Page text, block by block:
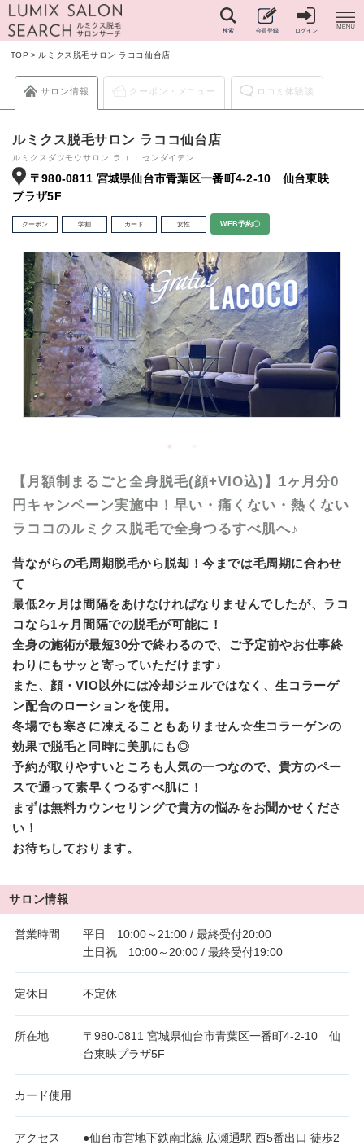
検索 会員登録 ログイン
TOP > ルミクス脱毛サロン ラココ仙台店
サロン情報 クーポン・メニュー ロコミ体験談
ルミクス脱毛サロン ラココ仙台店
ルミクスダツモウサロン ラココ センダイテン
〒980-0811 宮城県仙台市青葉区一番町4-2-10 仙台東映
プラザ5F
クーポン 学割 カード 女性 WEB予約〇
【月額制まるごと全身脱毛(顔+VIO込)】1ヶ月分0
円キャンペーン実施中！早い・痛くない・熱くない
ラココのルミクス脱毛で全身つるすべ肌へ♪
昔ながらの毛周期脱毛から脱却！今までは毛周期に合わせ
て
最低2ヶ月は間隔をあけなければなりませんでしたが、ラコ
コなら1ヶ月間隔での脱毛が可能に！
全身の施術が最短30分で終わるので、ご予定前やお仕事終
わりにもサッと寄っていただけます♪
また、顔・VIO以外には冷却ジェルではなく、生コラーゲ
ン配合のローションを使用。
冬場でも寒さに凍えることもありません☆生コラーゲンの
効果で脱毛と同時に美肌にも◎
予約が取りやすいところも人気の一つなので、貴方のペー
スで通って素早くつるすべ肌に！
まずは無料カウンセリングで貴方の悩みをお聞かせくださ
い！
お待ちしております。
サロン情報
営業時間
平日 10:00～21:00 / 最終受付20:00
土日祝 10:00～20:00 / 最終受付19:00
定休日 不定休
所在地
〒980-0811 宮城県仙台市青葉区一番町4-2-10 仙
台東映プラザ5F
カード使用
アクセス
●仙台市営地下鉄南北線 広瀬通駅 西5番出口 徒歩2